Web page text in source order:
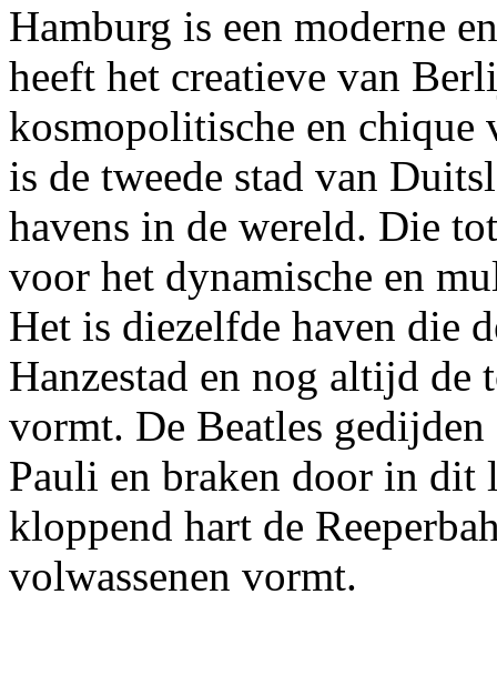
Hamburg is een moderne
heeft het creatieve van
kosmopolitische en chique
is de tweede stad van
havens in de wereld. Die
voor het dynamische en
Het is diezelfde haven die
Hanzestad en nog altijd de
vormt. De Beatles
Pauli en braken door in dit
kloppend hart de
volwassenen vormt.